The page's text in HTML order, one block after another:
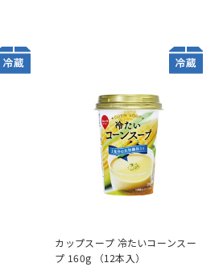
カップスープ 冷たいコーンスー
プ 160g （12本入）